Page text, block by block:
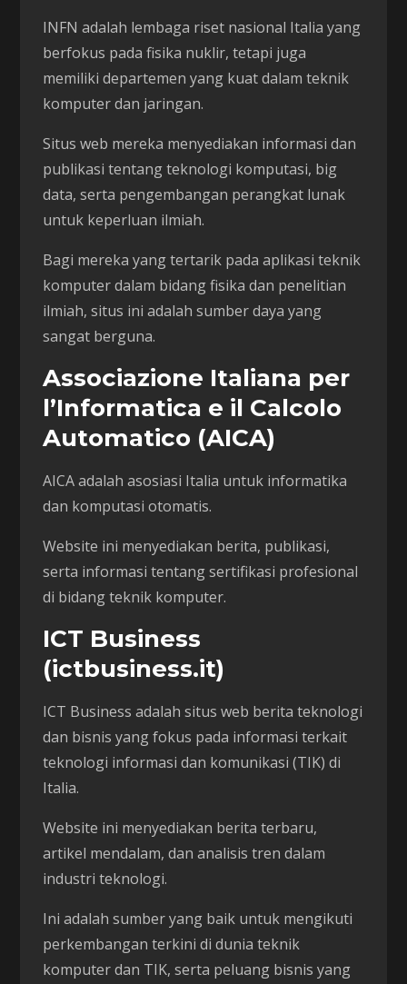
INFN adalah lembaga riset nasional Italia yang
berfokus pada fisika nuklir, tetapi juga
memiliki departemen yang kuat dalam teknik
komputer dan jaringan.
Situs web mereka menyediakan informasi dan
publikasi tentang teknologi komputasi, big
data, serta pengembangan perangkat lunak
untuk keperluan ilmiah.
Bagi mereka yang tertarik pada aplikasi teknik
komputer dalam bidang fisika dan penelitian
ilmiah, situs ini adalah sumber daya yang
sangat berguna.
Associazione Italiana per
l’Informatica e il Calcolo
Automatico (AICA)
AICA adalah asosiasi Italia untuk informatika
dan komputasi otomatis.
Website ini menyediakan berita, publikasi,
serta informasi tentang sertifikasi profesional
di bidang teknik komputer.
ICT Business
(ictbusiness.it)
ICT Business adalah situs web berita teknologi
dan bisnis yang fokus pada informasi terkait
teknologi informasi dan komunikasi (TIK) di
Italia.
Website ini menyediakan berita terbaru,
artikel mendalam, dan analisis tren dalam
industri teknologi.
Ini adalah sumber yang baik untuk mengikuti
perkembangan terkini di dunia teknik
komputer dan TIK, serta peluang bisnis yang